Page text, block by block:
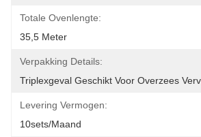
Totale Ovenlengte:
35,5 Meter
Verpakking Details:
Triplexgeval Geschikt Voor Overzees
Levering Vermogen:
10sets/maand